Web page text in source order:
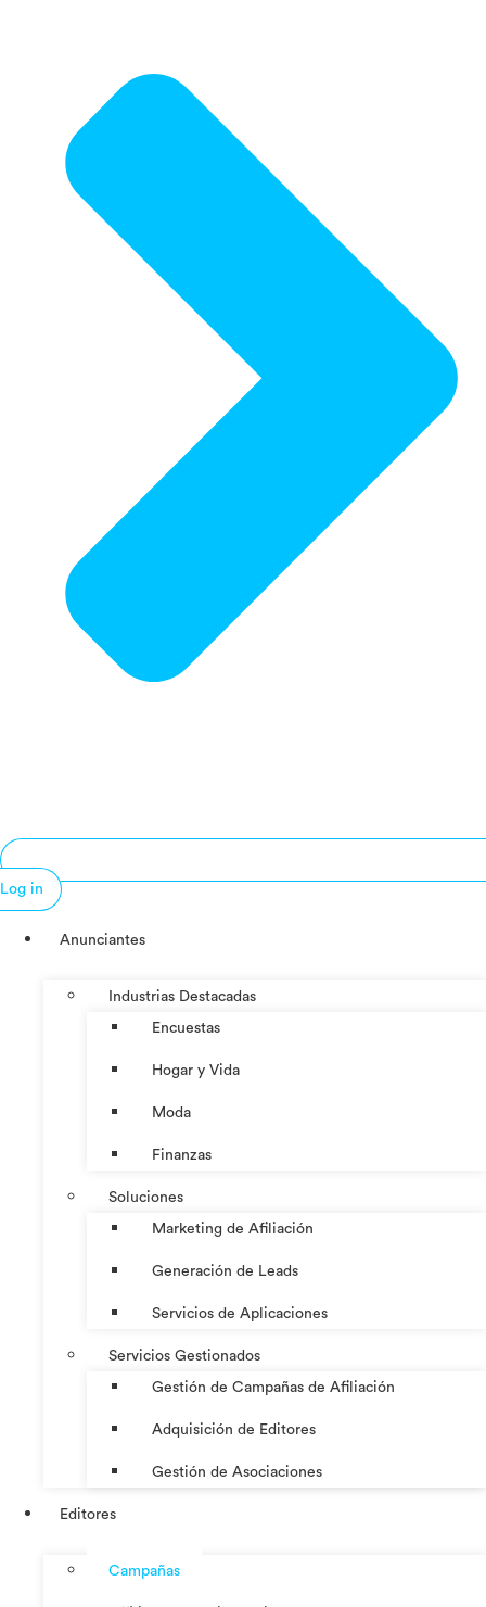
Log in
Anunciantes
Industrias Destacadas
Encuestas
Hogar y Vida
Moda
Finanzas
Soluciones
Marketing de Afiliación
Generación de Leads
Servicios de Aplicaciones
Servicios Gestionados
Gestión de Campañas de Afiliación
Adquisición de Editores
Gestión de Asociaciones
Editores
Campañas